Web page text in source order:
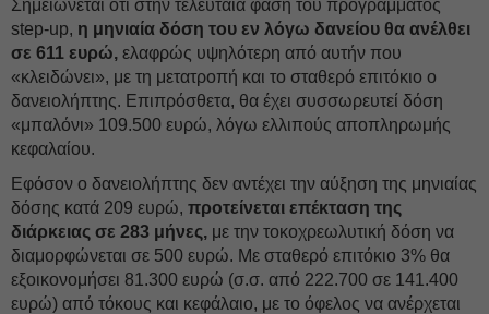
Σημειώνεται ότι στην τελευταία φάση του προγράμματος
step-up, η μηνιαία δόση του εν λόγω δανείου θα ανέλθει
σε 611 ευρώ, ελαφρώς υψηλότερη από αυτήν που
«κλειδώνει», με τη μετατροπή και το σταθερό επιτόκιο ο
δανειολήπτης. Επιπρόσθετα, θα έχει συσσωρευτεί δόση
«μπαλόνι» 109.500 ευρώ, λόγω ελλιπούς αποπληρωμής
κεφαλαίου.
Εφόσον ο δανειολήπτης δεν αντέχει την αύξηση της μηνιαίας
δόσης κατά 209 ευρώ, προτείνεται επέκταση της
διάρκειας σε 283 μήνες, με την τοκοχρεωλυτική δόση να
διαμορφώνεται σε 500 ευρώ. Με σταθερό επιτόκιο 3% θα
εξοικονομήσει 81.300 ευρώ (σ.σ. από 222.700 σε 141.400
ευρώ) από τόκους και κεφάλαιο, με το όφελος να ανέρχεται